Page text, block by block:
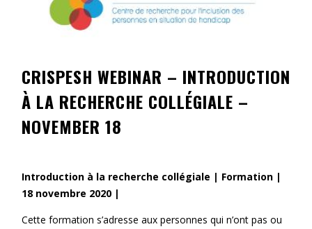
CRISPESH WEBINAR – INTRODUCTION
À LA RECHERCHE COLLÉGIALE –
NOVEMBER 18
Introduction à la recherche collégiale | Formation |
18 novembre 2020 |
Cette formation s’adresse aux personnes qui n’ont pas ou
Information
Main Menu